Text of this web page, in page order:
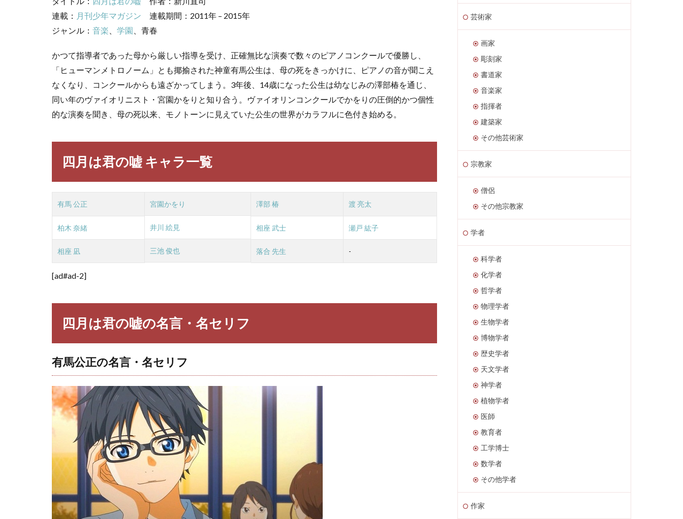
3.1
有馬
公正
言・
名セ
リフ
3.2
宮園
かを
言・
名セ
リフ
3.3
澤部
名
名セ
3.4
名セ
リフ
柏木
言・
名セ
リフ
3.6
井川
絵見
の名
言・
名セ
リフ
3.7
連載： 月刊少年マガジン 連載期間：2011年 – 2015年
ジャンル： 音楽 学園 、青春
かつて指導者であった母から厳しい指導を受け、正確無比な演奏で数々のピアノコンクールで優勝し、
「ヒューマンメトロノーム」とも揶揄された神童有馬公生は、母の死をきっかけに、ピアノの音が聞こえ
なくなり、コンクールからも遠ざかってしまう。3年後、14歳になった公生は幼なじみの澤部椿を通じ、
同い年のヴァイオリニスト・宮園かをりと知り合う。ヴァイオリンコンクールでかをりの圧倒的かつ個性
的な演奏を聞き、母の死以来、モノトーンに見えていた公生の世界がカラフルに色付き始める。
四月は君の嘘 キャラ一覧
有馬 公正 宮園かをり 澤部 椿 渡 亮太
柏木 奈緒 井川 絵見 相座 武士 瀬戸 紘子
相座 凪 三池 俊也 落合 先生 -
[ad#ad-2]
四月は君の嘘の名言・名セリフ
有馬公正の名言・名セリフ
芸術家
画家
彫刻家
書道家
音楽家
指揮者
建築家
その他芸術家
宗教家
僧侶
その他宗教家
学者
科学者
化学者
哲学者
物理学者
生物学者
博物学者
歴史学者
天文学者
神学者
植物学者
医師
教育者
工学博士
数学者
その他学者
作家